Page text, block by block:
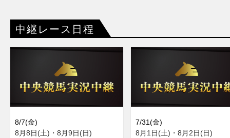
中継レース日程
8/7(金)
8月8日(土)・8月9日(日)
7/31(金)
8月1日(土)・8月2日(日)